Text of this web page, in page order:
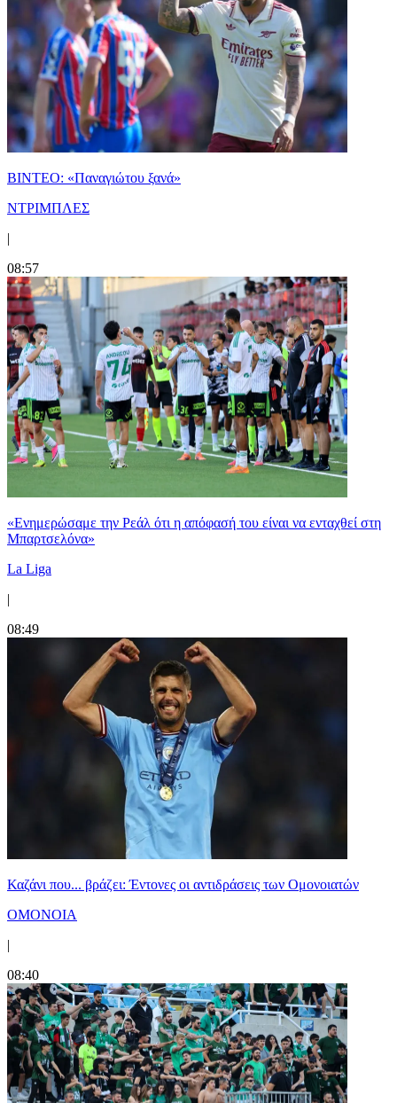
ΒΙΝΤΕΟ: «Παναγιώτου ξανά»
ΝΤΡΙΜΠΛΕΣ
|
08:57
«Ενημερώσαμε την Ρεάλ ότι η απόφασή του είναι να ενταχθεί στη
Μπαρτσελόνα»
La Liga
|
08:49
Καζάνι που... βράζει: Έντονες οι αντιδράσεις των Ομονοιατών
ΟΜΟΝΟΙΑ
|
08:40